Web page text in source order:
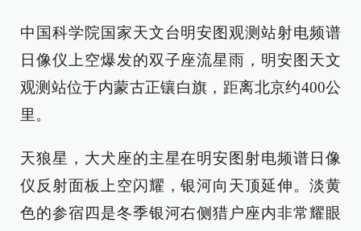
中国科学院国家天文台明安图观测站射电频谱
日像仪上空爆发的双子座流星雨，明安图天文
观测站位于内蒙古正镶白旗，距离北京约400公
里。
天狼星，大犬座的主星在明安图射电频谱日像
仪反射面板上空闪耀，银河向天顶延伸。淡黄
色的参宿四是冬季银河右侧猎户座内非常耀眼